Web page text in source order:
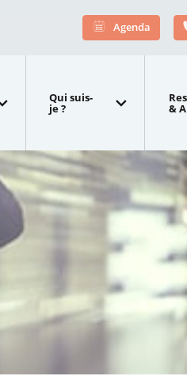
Agenda
Qui suis-
je ? &